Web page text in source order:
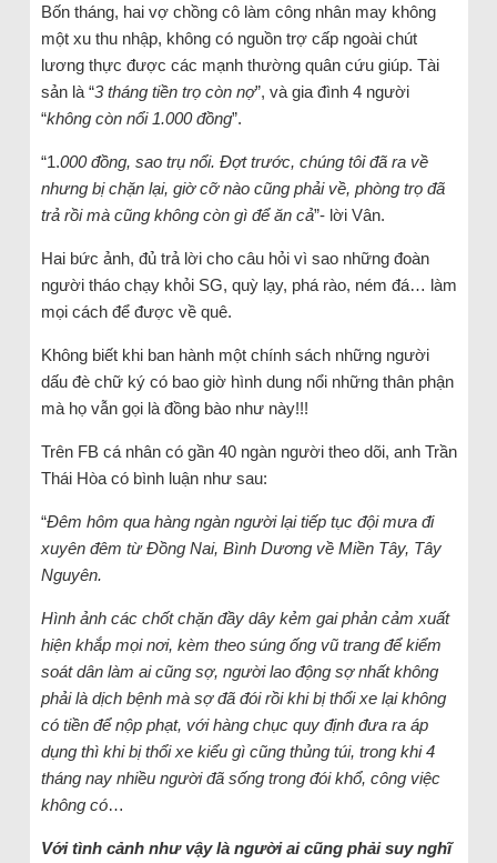
Bốn tháng, hai vợ chồng cô làm công nhân may không
một xu thu nhập, không có nguồn trợ cấp ngoài chút
lương thực được các mạnh thường quân cứu giúp. Tài
sản là “3 tháng tiền trọ còn nợ”, và gia đình 4 người
“không còn nổi 1.000 đồng”.
“1.000 đồng, sao trụ nổi. Đợt trước, chúng tôi đã ra về
nhưng bị chặn lại, giờ cỡ nào cũng phải về, phòng trọ đã
trả rồi mà cũng không còn gì để ăn cả”- lời Vân.
Hai bức ảnh, đủ trả lời cho câu hỏi vì sao những đoàn
người tháo chạy khỏi SG, quỳ lạy, phá rào, ném đá… làm
mọi cách để được về quê.
Không biết khi ban hành một chính sách những người
dấu đè chữ ký có bao giờ hình dung nổi những thân phận
mà họ vẫn gọi là đồng bào như này!!!
Trên FB cá nhân có gần 40 ngàn người theo dõi, anh Trần
Thái Hòa có bình luận như sau:
“Đêm hôm qua hàng ngàn người lại tiếp tục đội mưa đi
xuyên đêm từ Đồng Nai, Bình Dương về Miền Tây, Tây
Nguyên.
Hình ảnh các chốt chặn đầy dây kẻm gai phản cảm xuất
hiện khắp mọi nơi, kèm theo súng ống vũ trang để kiểm
soát dân làm ai cũng sợ, người lao động sợ nhất không
phải là dịch bệnh mà sợ đã đói rồi khi bị thổi xe lại không
có tiền để nộp phạt, với hàng chục quy định đưa ra áp
dụng thì khi bị thổi xe kiểu gì cũng thủng túi, trong khi 4
tháng nay nhiều người đã sống trong đói khổ, công việc
không có…
Với tình cảnh như vậy là người ai cũng phải suy nghĩ